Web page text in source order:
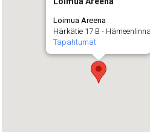
Loimua Areena
Härkätie 17 B - Hämeenlinna
Tapahtumat